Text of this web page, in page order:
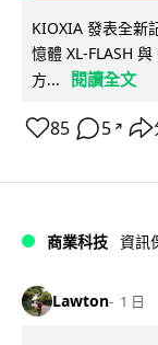
KIOXIA 發表全新
憶體 XL-FLASH
方...
閱讀全文
85 5 ↗
商業科技 資訊
Lawton 1 日